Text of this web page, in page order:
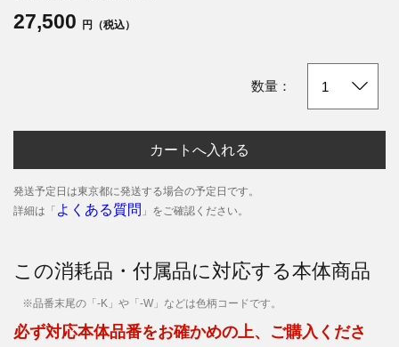
27,500 円（税込）
数量：
カートへ入れる
発送予定日は東京都に発送する場合の予定日です。
詳細は「 よくある質問 」をご確認ください。
この消耗品・付属品に対応する本体商品
※品番末尾の「-K」や「-W」などは色柄コードです。
必ず対応本体品番をお確かめの上、ご購入くださ